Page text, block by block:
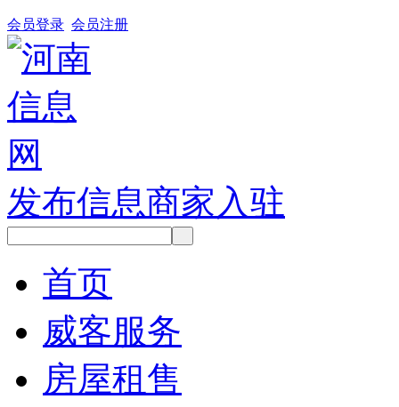
会员登录 会员注册
发布信息商家入驻
首页
威客服务
房屋租售